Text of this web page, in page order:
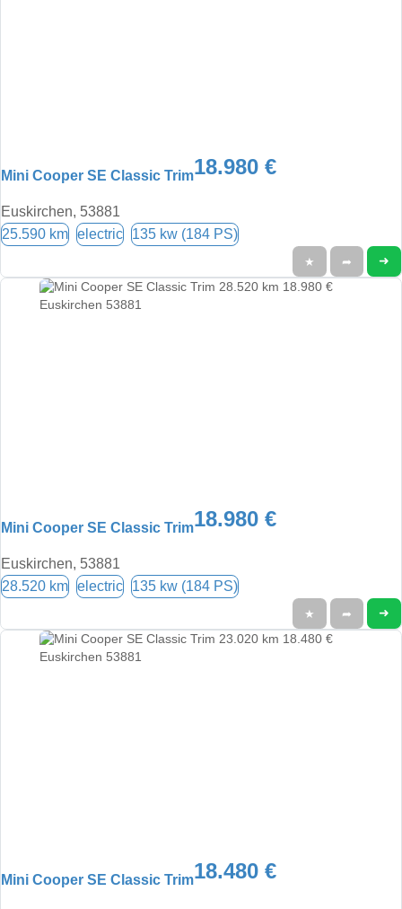
Mini Cooper SE Classic Trim18.980 €
Euskirchen, 53881
25.590 km electric 135 kw (184 PS)
★ ➦ ➜
Mini Cooper SE Classic Trim18.980 €
Euskirchen, 53881
28.520 km electric 135 kw (184 PS)
★ ➦ ➜
Mini Cooper SE Classic Trim18.480 €